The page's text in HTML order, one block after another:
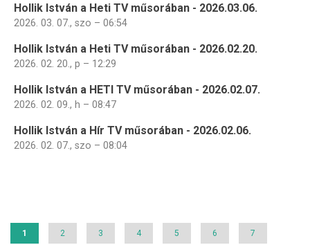
Hollik István a Heti TV műsorában - 2026.03.06.
2026. 03. 07., szo – 06:54
Hollik István a Heti TV műsorában - 2026.02.20.
2026. 02. 20., p – 12:29
Hollik István a HETI TV műsorában - 2026.02.07.
2026. 02. 09., h – 08:47
Hollik István a Hír TV műsorában - 2026.02.06.
2026. 02. 07., szo – 08:04
Jelenlegi
1 Page
2 Page
3 Page
4 Page
5 Page
6 Page
7